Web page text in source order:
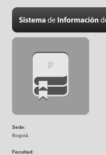
Sede:
Bogotá
Facultad: